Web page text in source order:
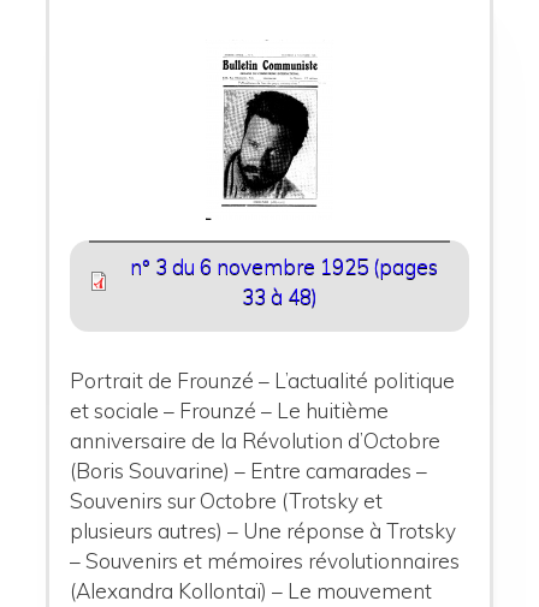
n° 3 du 6 novembre 1925 (pages
33 à 48)
Portrait de Frounzé – L’actualité politique
et sociale – Frounzé – Le huitième
anniversaire de la Révolution d’Octobre
(Boris Souvarine) – Entre camarades –
Souvenirs sur Octobre (Trotsky et
plusieurs autres) – Une réponse à Trotsky
– Souvenirs et mémoires révolutionnaires
(Alexandra Kollontaï) – Le mouvement